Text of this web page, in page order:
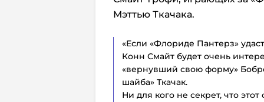
Мэттью Ткачака.
«Если «Флориде Пантерз»
Конн Смайт будет очень
«вернувший свою форму»
шайба» Ткачак.
Ни для кого не секрет, что